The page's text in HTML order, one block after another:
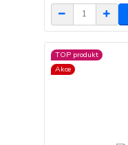
TOP produkt
Akce